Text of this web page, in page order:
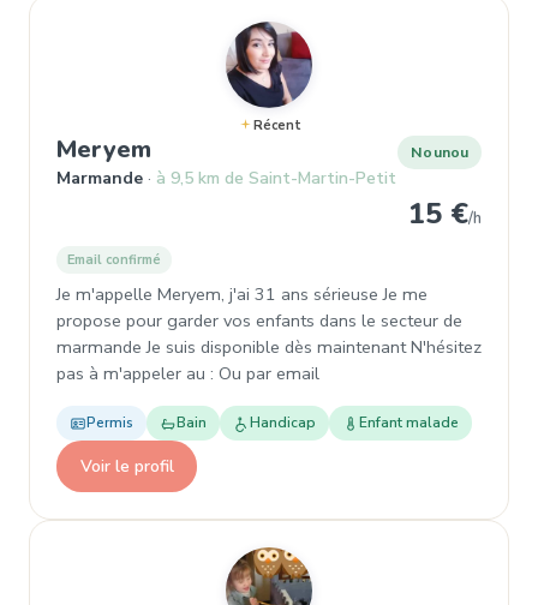
Récent
Meryem , Nounou à Marmande
Marmande à 9,5 km de Saint-Martin-Petit
Nounou
15 €/h
Email confirmé
Je m'appelle Meryem, j'ai 31 ans sérieuse Je me
propose pour garder vos enfants dans le secteur de
marmande Je suis disponible dès maintenant N'hésitez
pas à m'appeler au : Ou par email
Permis Bain Handicap Enfant malade
Voir le profil